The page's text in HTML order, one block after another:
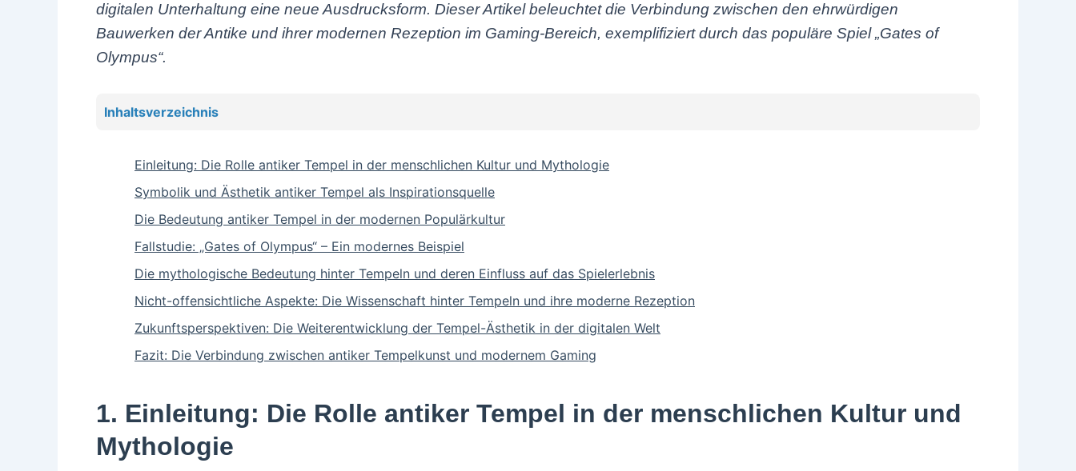
digitalen Unterhaltung eine neue Ausdrucksform. Dieser Artikel beleuchtet die Verbindung zwischen den ehrwürdigen
Bauwerken der Antike und ihrer modernen Rezeption im Gaming-Bereich, exemplifiziert durch das populäre Spiel „Gates of
Olympus“.
Inhaltsverzeichnis
Einleitung: Die Rolle antiker Tempel in der menschlichen Kultur und Mythologie
Symbolik und Ästhetik antiker Tempel als Inspirationsquelle
Die Bedeutung antiker Tempel in der modernen Populärkultur
Fallstudie: „Gates of Olympus“ – Ein modernes Beispiel
Die mythologische Bedeutung hinter Tempeln und deren Einfluss auf das Spielerlebnis
Nicht-offensichtliche Aspekte: Die Wissenschaft hinter Tempeln und ihre moderne Rezeption
Zukunftsperspektiven: Die Weiterentwicklung der Tempel-Ästhetik in der digitalen Welt
Fazit: Die Verbindung zwischen antiker Tempelkunst und modernem Gaming
1. Einleitung: Die Rolle antiker Tempel in der menschlichen Kultur und
Mythologie